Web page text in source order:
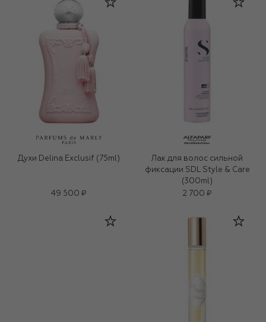
Духи Delina Exclusif (75ml)
49 500 ₽
Лак для волос сильной
фиксации SDL Style & Care
(300ml)
2 700 ₽